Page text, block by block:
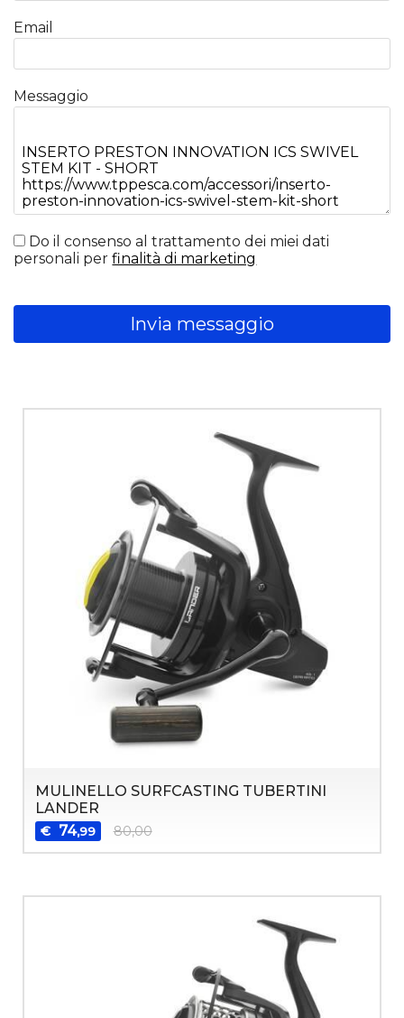
Email
Messaggio
Do il consenso al trattamento dei miei dati
personali perfinalità di marketing
Invia messaggio
MULINELLO SURFCASTING TUBERTINI
LANDER
€ 74,99 80,00